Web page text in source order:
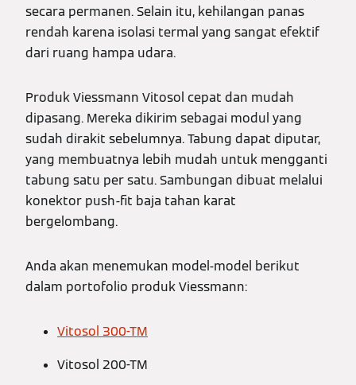
secara permanen. Selain itu, kehilangan panas
rendah karena isolasi termal yang sangat efektif
dari ruang hampa udara.
Produk Viessmann Vitosol cepat dan mudah
dipasang. Mereka dikirim sebagai modul yang
sudah dirakit sebelumnya. Tabung dapat diputar,
yang membuatnya lebih mudah untuk mengganti
tabung satu per satu. Sambungan dibuat melalui
konektor push-fit baja tahan karat
bergelombang.
Anda akan menemukan model-model berikut
dalam portofolio produk Viessmann:
Vitosol 300-TM
Vitosol 200-TM